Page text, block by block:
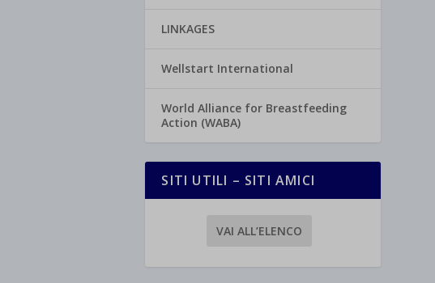
LINKAGES
Wellstart International
World Alliance for Breastfeeding
Action (WABA)
SITI UTILI – SITI AMICI
VAI ALL’ELENCO